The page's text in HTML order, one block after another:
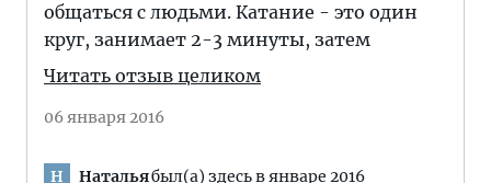
общаться с людьми. Катание - это один
круг, занимает 2-3 минуты, затем
Читать отзыв целиком
06 января 2016
Н Натальябыл(а) здесь в январе 2016